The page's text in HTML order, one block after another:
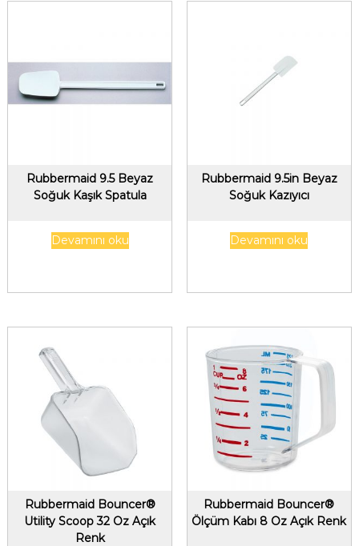
Rubbermaid 9.5 Beyaz
Soğuk Kaşık Spatula
Devamını oku
Rubbermaid 9.5in Beyaz
Soğuk Kazıyıcı
Devamını oku
Rubbermaid Bouncer®
Utility Scoop 32 Oz Açık
Renk
Rubbermaid Bouncer®
Ölçüm Kabı 8 Oz Açık Renk